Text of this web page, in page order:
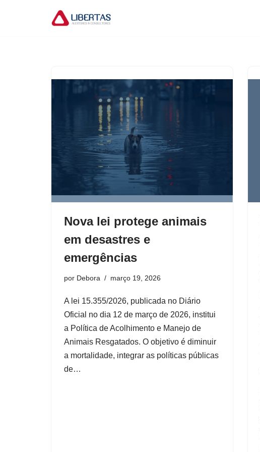
Nova lei protege animais
em desastres e
emergências
por Debora março 19, 2026
A lei 15.355/2026, publicada no Diário
Oficial no dia 12 de março de 2026, institui
a Política de Acolhimento e Manejo de
Animais Resgatados. O objetivo é diminuir
a mortalidade, integrar as políticas públicas
de…